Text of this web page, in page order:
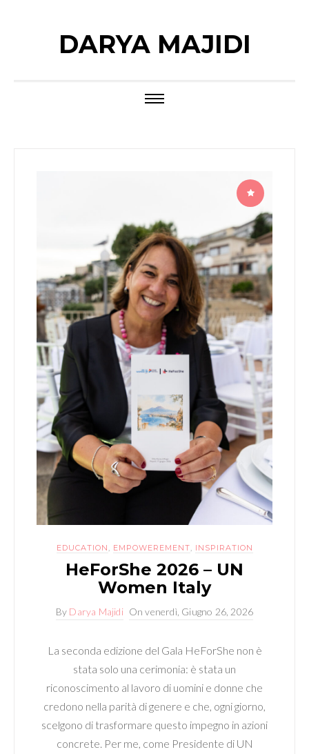
DARYA MAJIDI
EDUCATION , EMPOWEREMENT, INSPIRATION
HeForShe 2026 – UN
Women Italy
By Darya Majidi Onvenerdì, Giugno 26, 2026
La seconda edizione del Gala HeForShe non è
stata solo una cerimonia: è stata un
riconoscimento al lavoro di uomini e donne che
credono nella parità di genere e che, ogni giorno,
scelgono di trasformare questo impegno in azioni
concrete. Per me, come Presidente di UN